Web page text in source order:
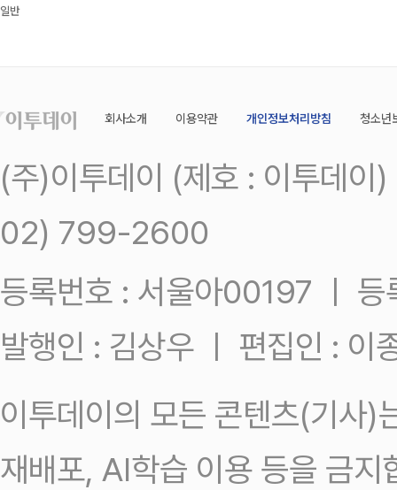
일반
회사소개 이용약관 개인정보처리방침 청소년
(주)이투데이 (제호 : 이투데
02) 799-2600
등록번호 : 서울아00197 ㅣ
발행인 : 김상우 ㅣ 편집인 : 이
이투데이의 모든 콘텐츠(기사)
재배포, AI학습 이용 등을 금지